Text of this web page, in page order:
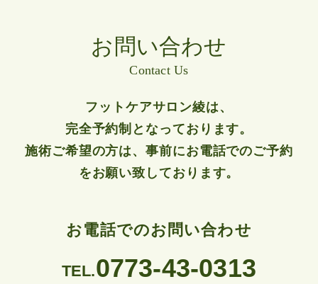
お問い合わせ
Contact Us
フットケアサロン綾は、
完全予約制となっております。
施術ご希望の方は、事前にお電話でのご予約
をお願い致しております。
お電話でのお問い合わせ
TEL.0773-43-0313